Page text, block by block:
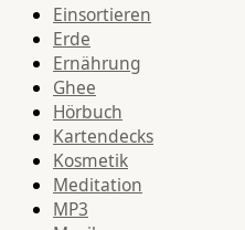
Einsortieren
Erde
Ernährung
Ghee
Hörbuch
Kartendecks
Kosmetik
Meditation
MP3